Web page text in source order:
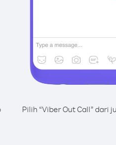
Pilih “Viber Out Call” dari